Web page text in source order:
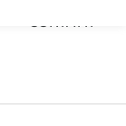
CONTATTI